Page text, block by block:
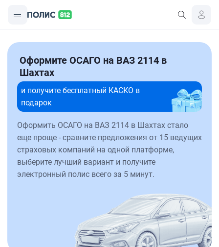
Оформите ОСАГО на ВАЗ 2114 в
Шахтах
и получите бесплатный КАСКО в
подарок
Оформить ОСАГО на ВАЗ 2114 в Шахтах стало
еще проще - сравните предложения от 15 ведущих
страховых компаний на одной платформе,
выберите лучший вариант и получите
электронный полис всего за 5 минут.